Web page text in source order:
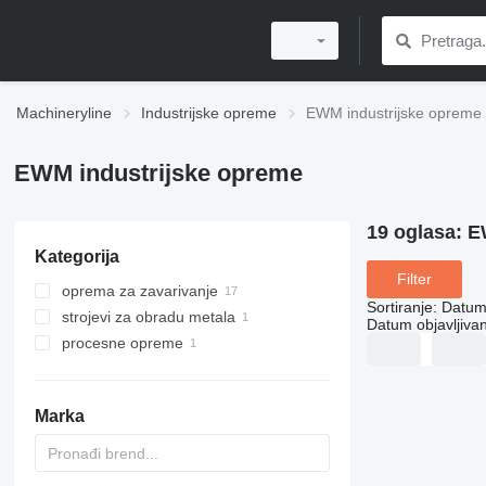
Machineryline Industrijske opreme EWM industrijske opreme
EWM industrijske opreme
Kategorija
oprema za zavarivanje
aparati za zavarivanje
agregati za zavarivanje
strojevi za obradu metala
strojevi za narezivanje navoja
procesne opreme
Marka
19 oglasa:
Filter
Sortiranje:
Datum